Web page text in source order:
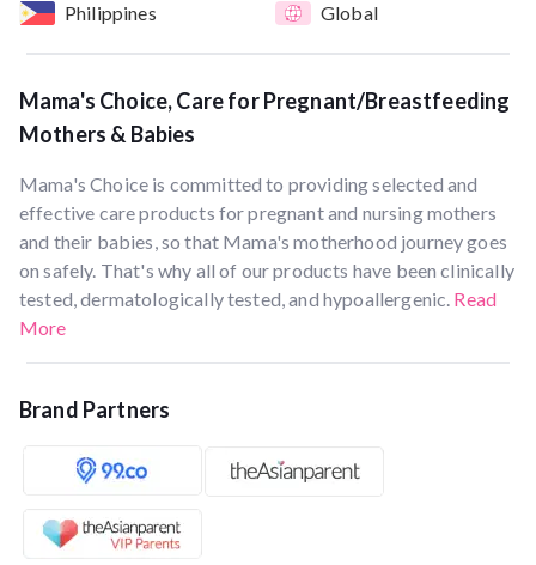
Philippines
Global
Mama's Choice, Care for Pregnant/Breastfeeding
Mothers & Babies
Mama's Choice is committed to providing selected and
effective care products for pregnant and nursing mothers
and their babies, so that Mama's motherhood journey goes
on safely. That's why all of our products have been clinically
tested, dermatologically tested, and hypoallergenic. Read
More
Brand Partners